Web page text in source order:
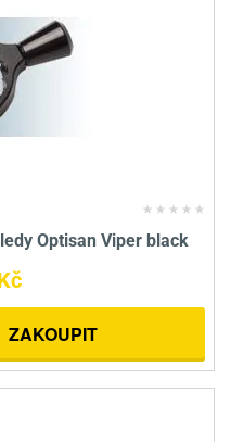
Optisan Viper black
ZAKOUPIT